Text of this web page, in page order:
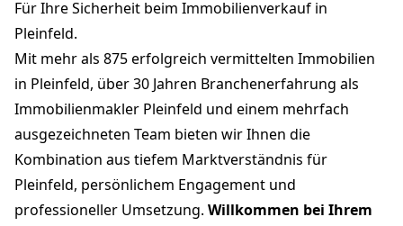
Für Ihre Sicherheit beim Immobilienverkauf in
Pleinfeld.
Mit mehr als 875 erfolgreich vermittelten Immobilien
in Pleinfeld, über 30 Jahren Branchenerfahrung als
Immobilienmakler Pleinfeld und einem mehrfach
ausgezeichneten Team bieten wir Ihnen die
Kombination aus tiefem Marktverständnis für
Pleinfeld, persönlichem Engagement und
professioneller Umsetzung. Willkommen bei Ihrem